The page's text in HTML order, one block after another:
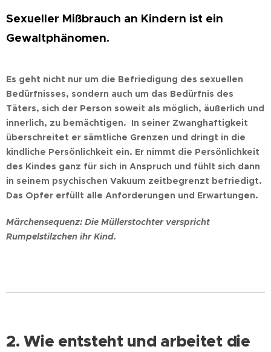
Sexueller Mißbrauch an Kindern ist ein
Gewaltphänomen.
Es geht nicht nur um die Befriedigung des sexuellen
Bedürfnisses, sondern auch um das Bedürfnis des
Täters, sich der Person soweit als möglich, äußerlich und
innerlich, zu bemächtigen. In seiner Zwanghaftigkeit
überschreitet er sämtliche Grenzen und dringt in die
kindliche Persönlichkeit ein. Er nimmt die Persönlichkeit
des Kindes ganz für sich in Anspruch und fühlt sich dann
in seinem psychischen Vakuum zeitbegrenzt befriedigt.
Das Opfer erfüllt alle Anforderungen und Erwartungen.
Märchensequenz: Die Müllerstochter verspricht
Rumpelstilzchen ihr Kind.
2. Wie entsteht und arbeitet die